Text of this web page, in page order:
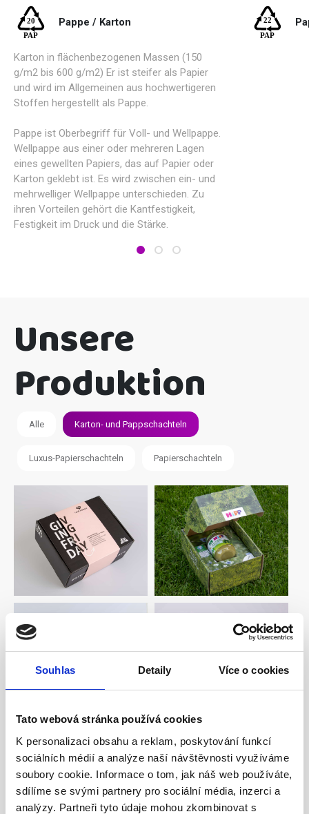
Souhlas Detaily Více o cookies
Tato webová stránka používá cookies
K personalizaci obsahu a reklam, poskytování funkcí
sociálních médií a analýze naší návštěvnosti využíváme
soubory cookie. Informace o tom, jak náš web používáte,
sdílíme se svými partnery pro sociální média, inzerci a
analýzy. Partneři tyto údaje mohou zkombinovat s
Pappe / Karton
Karton in flächenbezogenen Massen (150
g/m2 bis 600 g/m2) Er ist steifer als Papier
und wird im Allgemeinen aus hochwertigeren
Stoffen hergestellt als Pappe.
Pappe ist Oberbegriff für Voll- und Wellpappe.
Wellpappe aus einer oder mehreren Lagen
eines gewellten Papiers, das auf Papier oder
Karton geklebt ist. Es wird zwischen ein- und
mehrwelliger Wellpappe unterschieden. Zu
ihren Vorteilen gehört die Kantfestigkeit,
Festigkeit im Druck und die Stärke.
Unsere
Produktion
Alle Karton- und Pappschachteln
Luxus-Papierschachteln Papierschachteln